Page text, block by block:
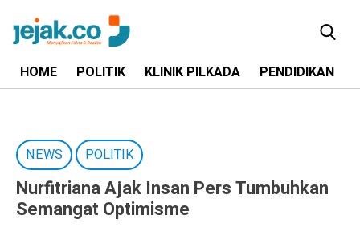
HOME POLITIK KLINIK PILKADA PENDIDIKAN
NEWS POLITIK
Nurfitriana Ajak Insan Pers Tumbuhkan
Semangat Optimisme